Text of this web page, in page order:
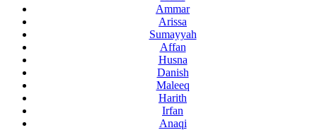
Ammar
Arissa
Sumayyah
Affan
Husna
Danish
Maleeq
Harith
Irfan
Anaqi